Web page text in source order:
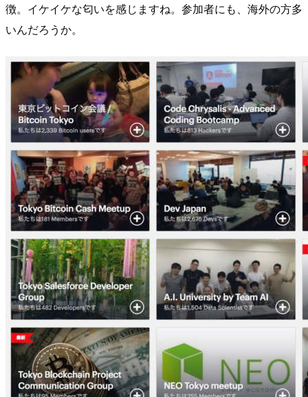
徴。イケイケな匂いを感じますね。参加者にも、海外の方多
いんだろうか。